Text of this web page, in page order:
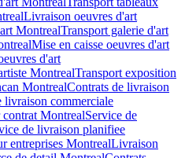
Livraison oeuvres d'art
MontrealTransport galerie d'art
Mise en caisse oeuvres d'art
d'art
MontrealTransport exposition
MontrealContrats de livraison
livraison commerciale
MontrealService de
de livraison planifiee
entreprises MontrealLivraison